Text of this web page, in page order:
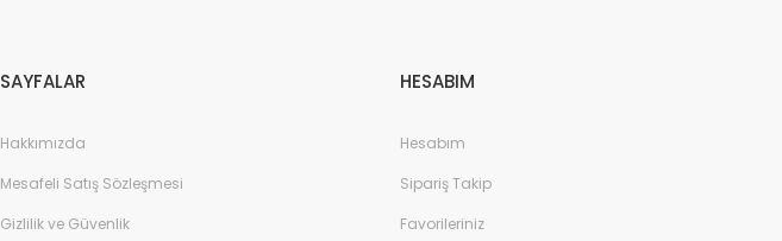
SAYFALAR
Hakkımızda
Mesafeli Satış Sözleşmesi
Gizlilik ve Güvenlik
HESABIM
Hesabım
Sipariş Takip
Favorileriniz